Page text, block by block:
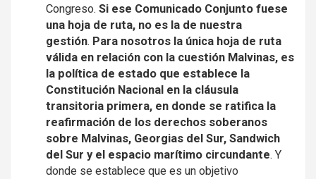
Congreso. Si ese Comunicado Conjunto fuese
una hoja de ruta, no es la de nuestra
gestión. Para nosotros la única hoja de ruta
válida en relación con la cuestión Malvinas, es
la política de estado que establece la
Constitución Nacional en la cláusula
transitoria primera, en donde se ratifica la
reafirmación de los derechos soberanos
sobre Malvinas, Georgias del Sur, Sandwich
del Sur y el espacio marítimo circundante. Y
donde se establece que es un objetivo